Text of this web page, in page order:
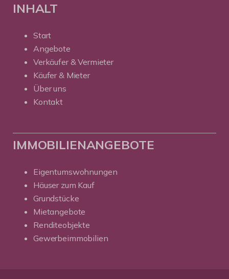
INHALT
Start
Angebote
Verkäufer & Vermieter
Käufer & Mieter
Über uns
Kontakt
IMMOBILIENANGEBOTE
Eigentumswohnungen
Häuser zum Kauf
Grundstücke
Mietangebote
Renditeobjekte
Gewerbeimmobilien